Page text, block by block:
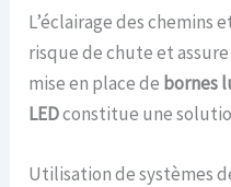
L’éclairage des chemins
risque de chute et
mise en place de bornes
LEDconstitue une
Utilisation de systèmes